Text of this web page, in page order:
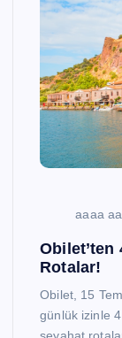
aaaa
Obilet’ten
Rotalar!
Obilet, 15
günlük izinle